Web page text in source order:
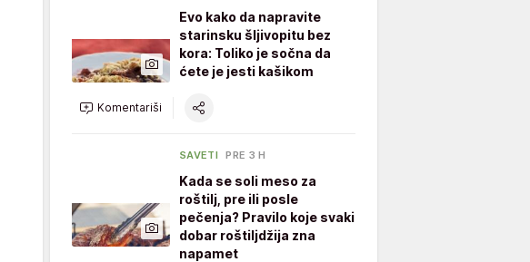
Evo kako da napravite
starinsku šljivopitu bez
kora: Toliko je sočna da
ćete je jesti kašikom
Komentariši
SAVETI PRE 3 H
Kada se soli meso za
roštilj, pre ili posle
pečenja? Pravilo koje svaki
dobar roštiljdžija zna
napamet